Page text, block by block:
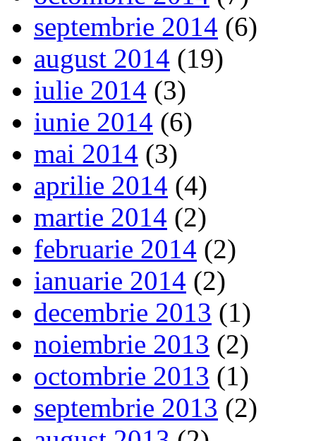
septembrie 2014 (6)
august 2014 (19)
iulie 2014 (3)
iunie 2014 (6)
mai 2014 (3)
aprilie 2014 (4)
martie 2014 (2)
februarie 2014 (2)
ianuarie 2014 (2)
decembrie 2013 (1)
noiembrie 2013 (2)
octombrie 2013 (1)
septembrie 2013 (2)